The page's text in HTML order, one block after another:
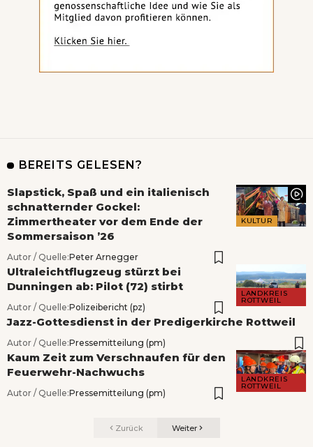
BEREITS GELESEN?
KULTUR
Slapstick, Spaß und ein italienisch
schnatternder Gockel:
Zimmertheater vor dem Ende der
Sommersaison ’26
Autor / Quelle:Peter Arnegger
LANDKREIS
ROTTWEIL
Ultraleichtflugzeug stürzt bei
Dunningen ab: Pilot (72) stirbt
Autor / Quelle:Polizeibericht (pz)
Jazz-Gottesdienst in der Predigerkirche Rottweil
Autor / Quelle:Pressemitteilung (pm)
LANDKREIS
ROTTWEIL
Kaum Zeit zum Verschnaufen für den
Feuerwehr-Nachwuchs
Autor / Quelle:Pressemitteilung (pm)
Zurück Weiter